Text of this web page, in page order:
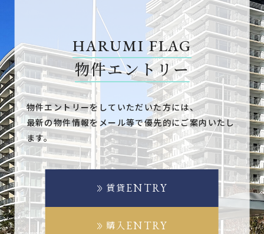
HARUMI FLAG
物件エントリー
物件エントリーをしていただいた方には、
最新の物件情報をメール等で優先的にご案内いたし
ます。
賃貸 ENTRY
購入 ENTRY